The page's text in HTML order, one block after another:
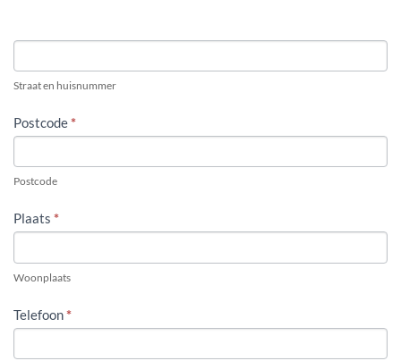
Straat en huisnummer
Postcode*
Postcode
Plaats *
Woonplaats
Telefoon*